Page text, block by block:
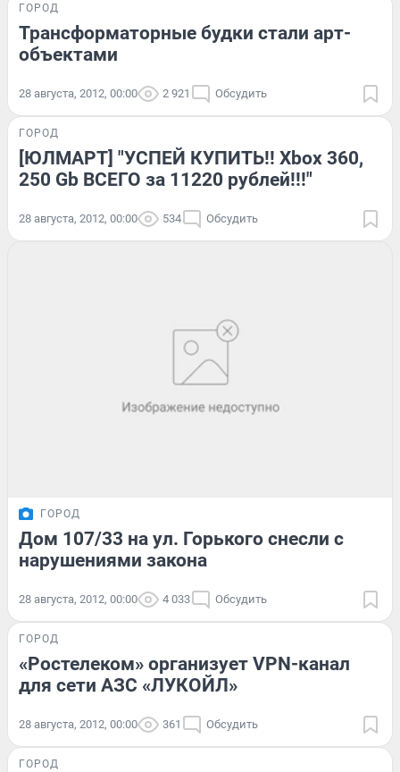
ГОРОД
Трансформаторные будки стали арт-
объектами
28 августа, 2012, 00:00 2 921 Обсудить
ГОРОД
[ЮЛМАРТ] "УСПЕЙ КУПИТЬ!! Xbox 360,
250 Gb ВСЕГО за 11220 рублей!!!"
28 августа, 2012, 00:00 534 Обсудить
ГОРОД
Дом 107/33 на ул. Горького снесли с
нарушениями закона
28 августа, 2012, 00:00 4 033 Обсудить
ГОРОД
«Ростелеком» организует VPN-канал
для сети АЗС «ЛУКОЙЛ»
28 августа, 2012, 00:00 361 Обсудить
ГОРОД